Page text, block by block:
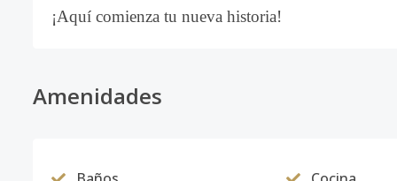
¡Aquí comienza tu nueva historia!
Amenidades